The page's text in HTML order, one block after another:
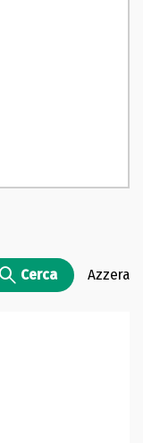
Cerca Azzera